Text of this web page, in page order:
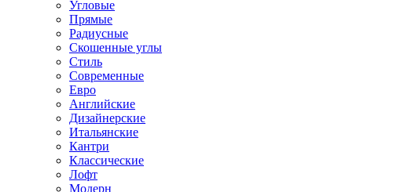
Угловые
Прямые
Радиусные
Скошенные углы
Стиль
Современные
Евро
Английские
Дизайнерские
Итальянские
Кантри
Классические
Лофт
Модерн